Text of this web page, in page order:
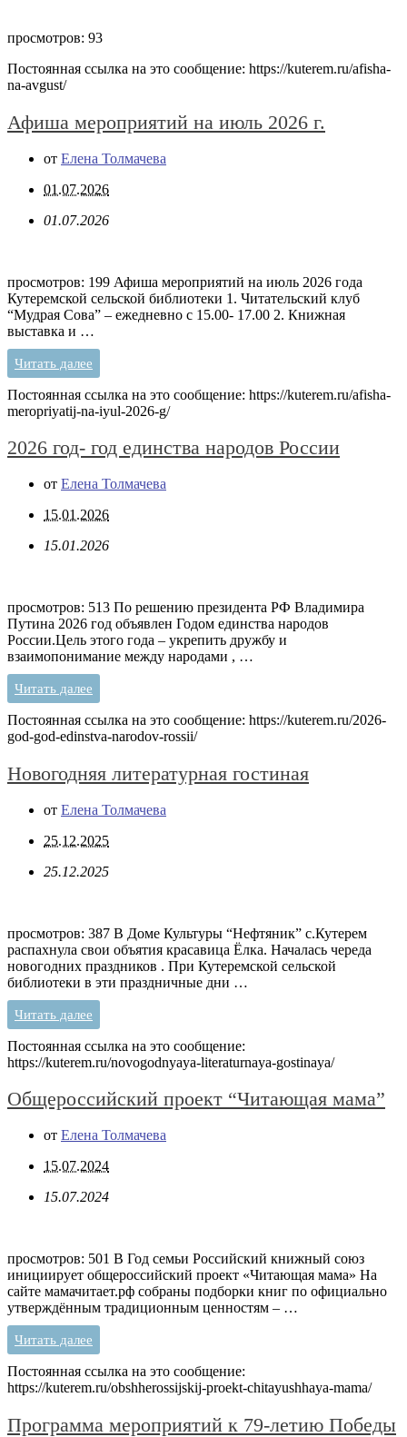
просмотров: 93
Постоянная ссылка на это сообщение: https://kuterem.ru/afisha-
na-avgust/
Афиша мероприятий на июль 2026 г.
от Елена Толмачева
01.07.2026
01.07.2026
просмотров: 199 Афиша мероприятий на июль 2026 года
Кутеремской сельской библиотеки 1. Читательский клуб
“Мудрая Сова” – ежедневно с 15.00- 17.00 2. Книжная
выставка и …
Читать далее
Постоянная ссылка на это сообщение: https://kuterem.ru/afisha-
meropriyatij-na-iyul-2026-g/
2026 год- год единства народов России
от Елена Толмачева
15.01.2026
15.01.2026
просмотров: 513 По решению президента РФ Владимира
Путина 2026 год объявлен Годом единства народов
России.Цель этого года – укрепить дружбу и
взаимопонимание между народами , …
Читать далее
Постоянная ссылка на это сообщение: https://kuterem.ru/2026-
god-god-edinstva-narodov-rossii/
Новогодняя литературная гостиная
от Елена Толмачева
25.12.2025
25.12.2025
просмотров: 387 В Доме Культуры “Нефтяник” с.Кутерем
распахнула свои объятия красавица Ёлка. Началась череда
новогодних праздников . При Кутеремской сельской
библиотеки в эти праздничные дни …
Читать далее
Постоянная ссылка на это сообщение:
https://kuterem.ru/novogodnyaya-literaturnaya-gostinaya/
Общероссийский проект “Читающая мама”
от Елена Толмачева
15.07.2024
15.07.2024
просмотров: 501 В Год семьи Российский книжный союз
инициирует общероссийский проект «Читающая мама» На
сайте мамачитает.рф собраны подборки книг по официально
утверждённым традиционным ценностям – …
Читать далее
Постоянная ссылка на это сообщение:
https://kuterem.ru/obshherossijskij-proekt-chitayushhaya-mama/
Программа мероприятий к 79-летию Победы